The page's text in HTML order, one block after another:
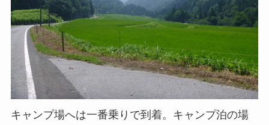
キャンプ場へは一番乗りで到着。キャンプ泊の場